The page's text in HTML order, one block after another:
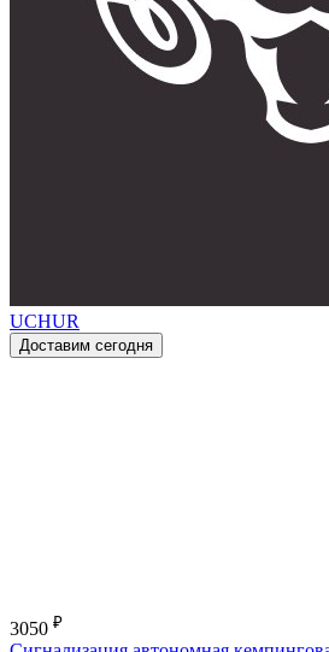
UCHUR
Доставим сегодня
3050 ₽